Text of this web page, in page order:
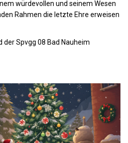
würdevollen und seinem Wesen
Rahmen die letzte Ehre erweisen
der Spvgg 08 Bad Nauheim